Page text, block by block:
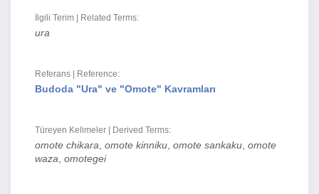
İlgili Terim | Related Terms:
ura
Referans | Reference:
Budoda "Ura" ve "Omote" Kavramları
Türeyen Kelimeler | Derived Terms:
omote chikara omote kinniku omote sankaku omote
waza omotegei